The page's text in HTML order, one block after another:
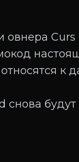
Curs
к
снова